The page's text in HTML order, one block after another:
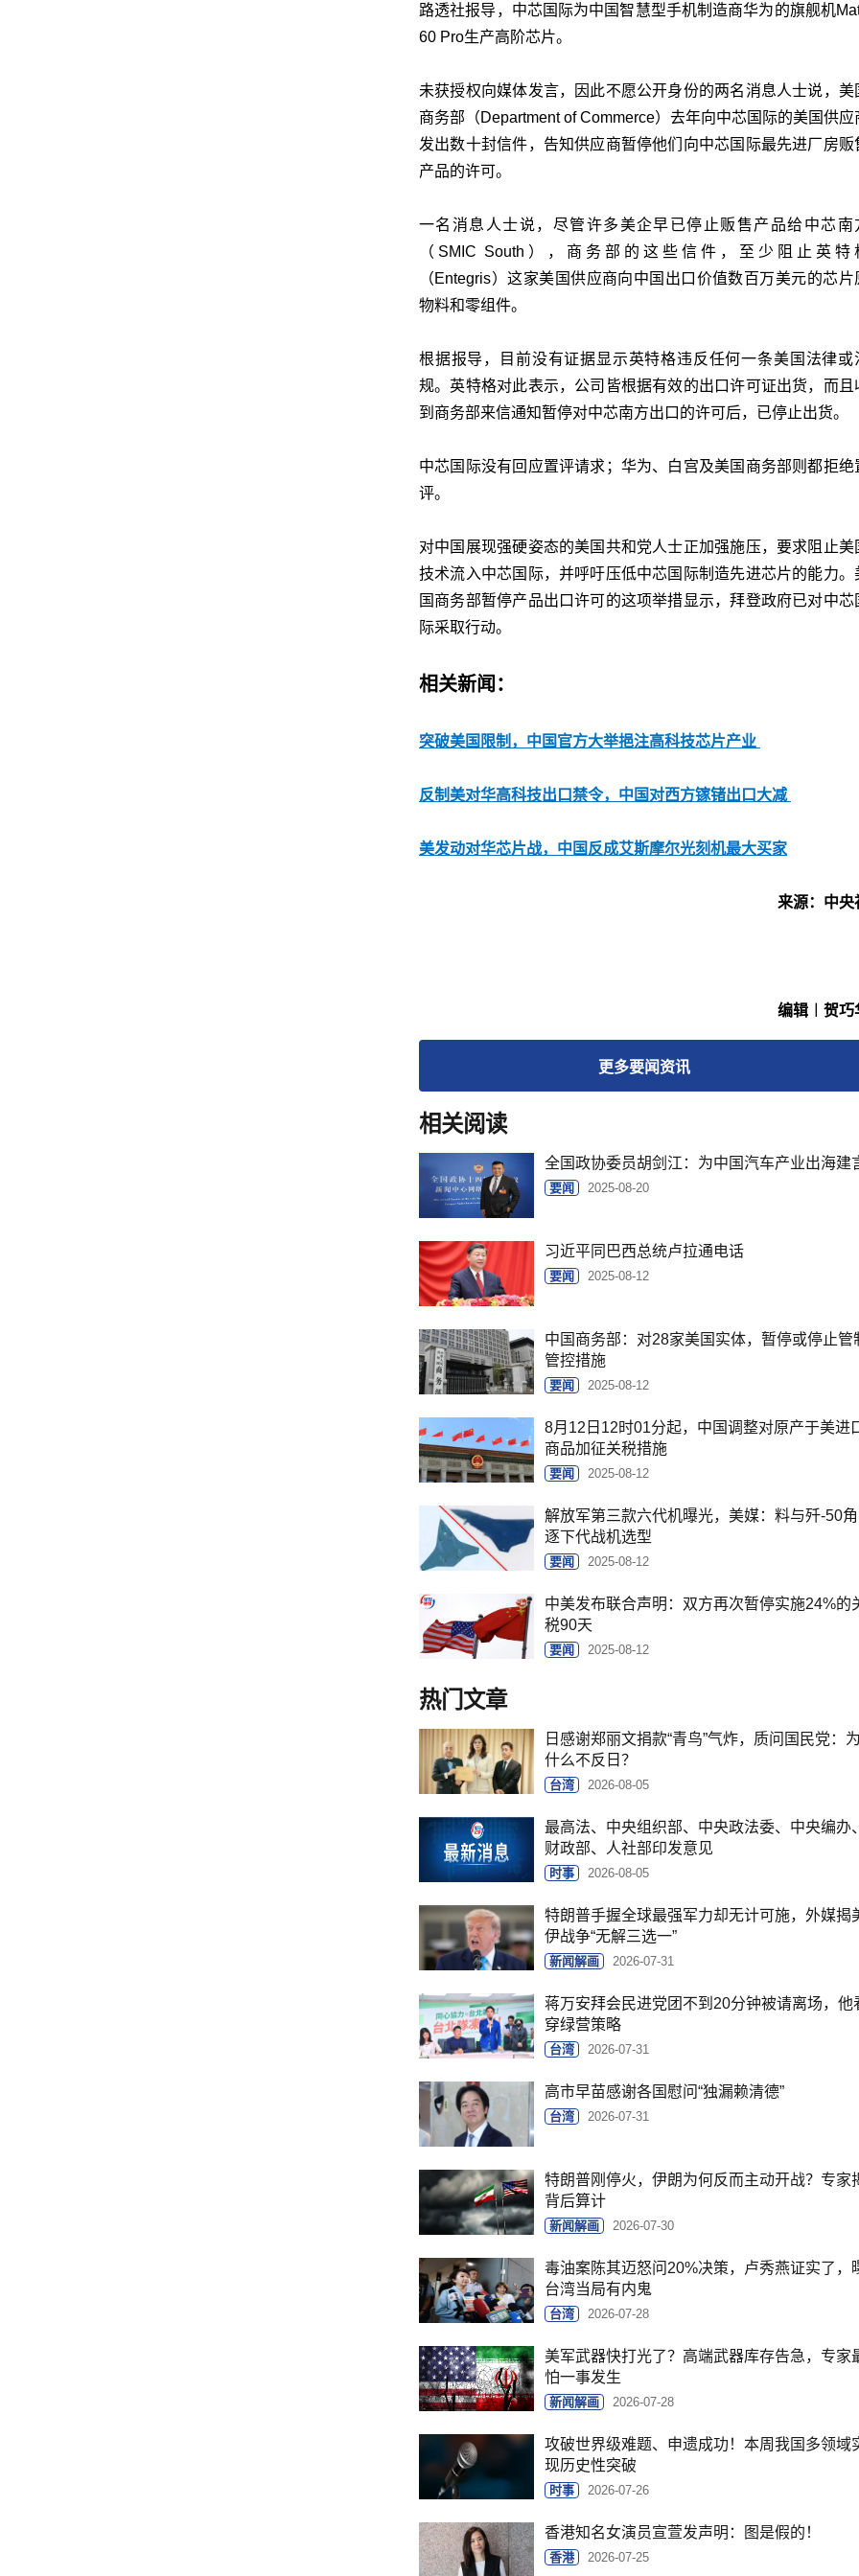
路透社报导，中芯国际为中国智慧型手机制造商华为的旗舰机
60 Pro生产高阶芯片。
未获授权向媒体发言，因此不愿公开身份的两名消息人士说，美
商务部（Department of Commerce）去年向中芯国际的美国供应
发出数十封信件，告知供应商暂停他们向中芯国际最先进厂房贩
产品的许可。
一名消息人士说，尽管许多美企早已停止贩售产品给中芯南
（SMIC South），商务部的这些信件，至少阻止英特
（Entegris）这家美国供应商向中国出口价值数百万美元的芯片
物料和零组件。
根据报导，目前没有证据显示英特格违反任何一条美国法律或
规。英特格对此表示，公司皆根据有效的出口许可证出货，而且
到商务部来信通知暂停对中芯南方出口的许可后，已停止出货。
中芯国际没有回应置评请求；华为、白宫及美国商务部则都拒绝
评。
对中国展现强硬姿态的美国共和党人士正加强施压，要求阻止美
技术流入中芯国际，并呼吁压低中芯国际制造先进芯片的能力。
国商务部暂停产品出口许可的这项举措显示，拜登政府已对中芯
际采取行动。
相关新闻：
突破美国限制，中国官方大举挹注高科技芯片产业
反制美对华高科技出口禁令，中国对西方镓锗出口大减
美发动对华芯片战，中国反成艾斯摩尔光刻机最大买家
来源：中央
编辑︱贺巧
更多要闻资讯
相关阅读
全国政协委员胡剑江：为中国汽车产业出海建
要闻 2025-08-20
习近平同巴西总统卢拉通电话
要闻 2025-08-12
中国商务部：对28家美国实体，暂停或停止管
管控措施
要闻 2025-08-12
8月12日12时01分起，中国调整对原产于美进
商品加征关税措施
要闻 2025-08-12
解放军第三款六代机曝光，美媒：料与歼-50角
逐下代战机选型
要闻 2025-08-12
中美发布联合声明：双方再次暂停实施24%的
税90天
要闻 2025-08-12
热门文章
日感谢郑丽文捐款“青鸟”气炸，质问国民党：为
什么不反日？
台湾 2026-08-05
最高法、中央组织部、中央政法委、中央编办、
财政部、人社部印发意见
时事 2026-08-05
特朗普手握全球最强军力却无计可施，外媒揭
伊战争“无解三选一”
新闻解画 2026-07-31
蒋万安拜会民进党团不到20分钟被请离场，他
穿绿营策略
台湾 2026-07-31
高市早苗感谢各国慰问“独漏赖清德”
台湾 2026-07-31
特朗普刚停火，伊朗为何反而主动开战？专家
背后算计
新闻解画 2026-07-30
毒油案陈其迈怒问20%决策，卢秀燕证实了，
台湾当局有内鬼
台湾 2026-07-28
美军武器快打光了？高端武器库存告急，专家
怕一事发生
新闻解画 2026-07-28
攻破世界级难题、申遗成功！本周我国多领域
现历史性突破
时事 2026-07-26
香港知名女演员宣萱发声明：图是假的！
香港 2026-07-25